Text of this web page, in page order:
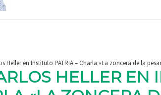
Heller en Instituto PATRIA – Charla «La zoncera de la
HELLER EN